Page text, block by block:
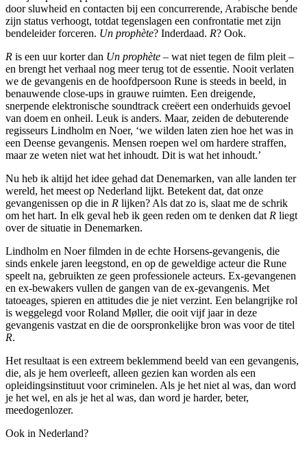
door sluwheid en contacten bij een concurrerende, Arabische bende
zijn status verhoogt, totdat tegenslagen een confrontatie met zijn
bendeleider forceren. Un prophète? Inderdaad. R? Ook.
R is een uur korter dan Un prophète – wat niet tegen de film pleit –
en brengt het verhaal nog meer terug tot de essentie. Nooit verlaten
we de gevangenis en de hoofdpersoon Rune is steeds in beeld, in
benauwende close-ups in grauwe ruimten. Een dreigende,
snerpende elektronische soundtrack creëert een onderhuids gevoel
van doem en onheil. Leuk is anders. Maar, zeiden de debuterende
regisseurs Lindholm en Noer, ‘we wilden laten zien hoe het was in
een Deense gevangenis. Mensen roepen wel om hardere straffen,
maar ze weten niet wat het inhoudt. Dit is wat het inhoudt.’
Nu heb ik altijd het idee gehad dat Denemarken, van alle landen ter
wereld, het meest op Nederland lijkt. Betekent dat, dat onze
gevangenissen op die in R lijken? Als dat zo is, slaat me de schrik
om het hart. In elk geval heb ik geen reden om te denken datR liegt
over de situatie in Denemarken.
Lindholm en Noer filmden in de echte Horsens-gevangenis, die
sinds enkele jaren leegstond, en op de geweldige acteur die Rune
speelt na, gebruikten ze geen professionele acteurs. Ex-gevangenen
en ex-bewakers vullen de gangen van de ex-gevangenis. Met
tatoeages, spieren en attitudes die je niet verzint. Een belangrijke rol
is weggelegd voor Roland Møller, die ooit vijf jaar in deze
gevangenis vastzat en die de oorspronkelijke bron was voor de titel
R.
Het resultaat is een extreem beklemmend beeld van een gevangenis,
die, als je hem overleeft, alleen gezien kan worden als een
opleidingsinstituut voor criminelen. Als je het niet al was, dan word
je het wel, en als je het al was, dan word je harder, beter,
meedogenlozer.
Ook in Nederland?